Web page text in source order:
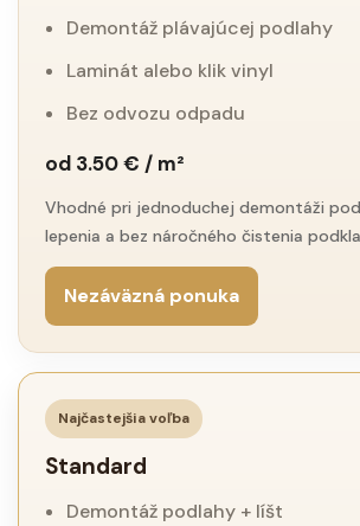
Demontáž plávajúcej podlahy
Laminát alebo klik vinyl
Bez odvozu odpadu
od 3.50 € / m²
Vhodné pri jednoduchej demontáži
lepenia a bez náročného čistenia
Nezáväzná ponuka
Najčastejšia voľba
Standard
Demontáž podlahy + líšt